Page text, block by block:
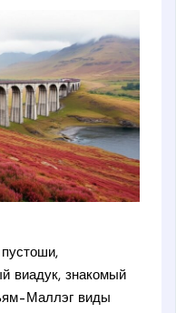
виадук, знакомый
виды